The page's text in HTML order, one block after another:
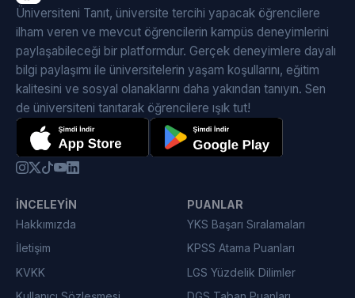
Üniversiteni Tanıt, üniversite tercihi yapacak öğrencilere
ilham veren ve mevcut öğrencilerin kampüs deneyimlerini
paylaşabileceği bir platformdur. Gerçek deneyimlere dayalı
bilgi paylaşımı ile üniversitelerin yaşam koşullarını, eğitim
kalitesini ve sosyal olanaklarını daha yakından tanıyın. Sen
de üniversiteni tanıtarak öğrencilere ışık tut!
İNCELEYIN
Hakkımızda
İletişim
KVKK
PUANLAR
YKS Başarı Sıralamaları
KPSS Atama Puanları
LGS Yüzdelik Dilimler